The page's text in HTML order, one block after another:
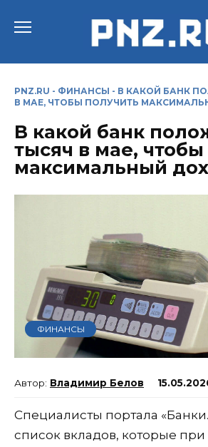
PNZ.RU - ФИНАНСЫ - В КАКОЙ БАНК
В МАЕ, ЧТОБЫ ПОЛУЧИТЬ
В какой банк
тысяч в мае,
максимальный
ФИНАНСЫ
Владимир Белов
Специалисты портала
список вкладов, которые